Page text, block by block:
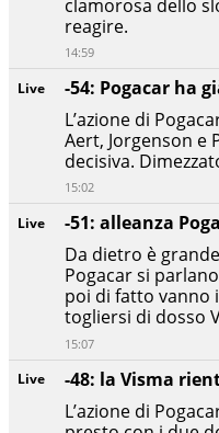
Live
-48: la Visma
L’azione di
Live
-51: alleanza
Da dietro è
Pogacar si
poi di fatto vanno
togliersi di dosso
15:07
Live
-54: Pogacar ha
L’azione di
Aert, Jorgenson e
decisiva.
15:02
clamorosa dello
reagire.
14:59